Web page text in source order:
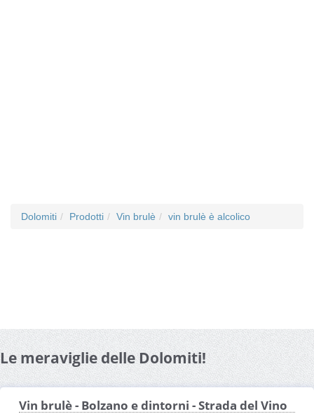
Dolomiti Prodotti Vin brulè vin brulè è alcolico
Le meraviglie delle Dolomiti!
Vin brulè - Bolzano e dintorni - Strada del Vino